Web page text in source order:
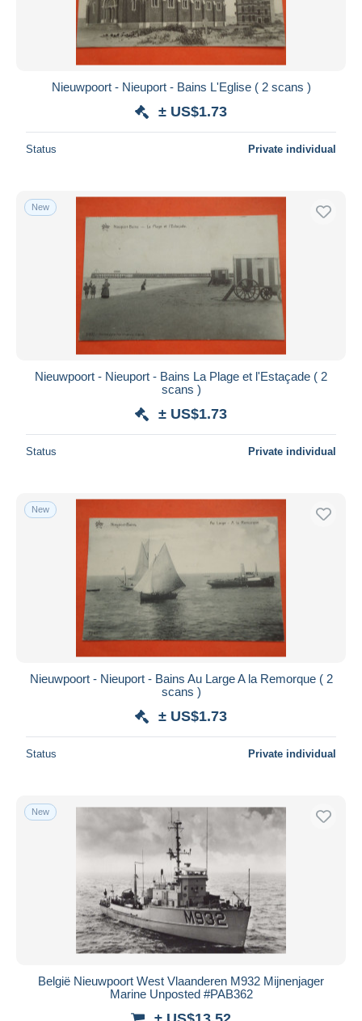
Nieuwpoort - Nieuport - Bains L'Eglise ( 2 scans )
± US$1.73
Status Private individual
New
Nieuwpoort - Nieuport - Bains La Plage et l'Estaçade ( 2
scans )
± US$1.73
Status Private individual
New
Nieuwpoort - Nieuport - Bains Au Large A la Remorque ( 2
scans )
± US$1.73
Status Private individual
New
België Nieuwpoort West Vlaanderen M932 Mijnenjager
Marine Unposted #PAB362